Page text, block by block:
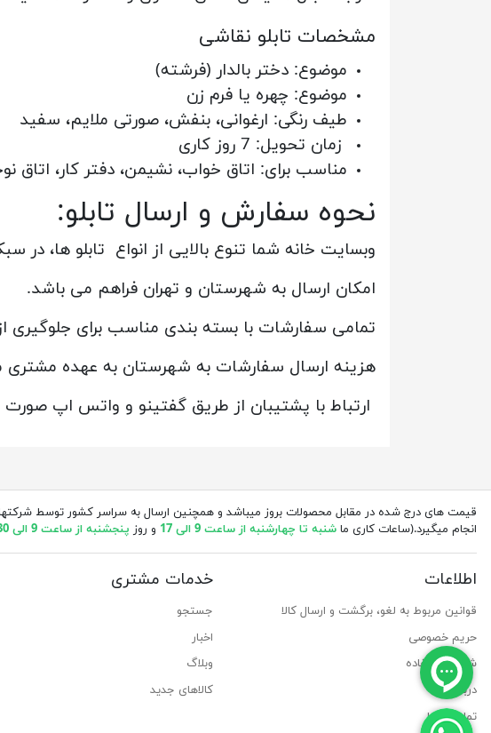
مشخصات تابلو نقاشی
موضوع: دختر بالدار (فرشته)
موضوع: چهره یا فرم زن
طیف رنگی: ارغوانی، بنفش، صورتی ملایم، سفید
زمان تحویل: 7 روز کاری
مناسب برای: اتاق خواب، نشیمن، دفتر کار، اتاق
نحوه سفارش و ارسال تابلو:
وبسایت خانه شما تنوع بالایی از انواع تابلو ها،
امکان ارسال به شهرستان و تهران فراهم می باشد.
تمامی سفارشات با بسته بندی مناسب برای جلوگیری
هزینه ارسال سفارشات به شهرستان به عهده مشتری
ارتباط با پشتیبان از طریق گفتینو و واتس اپ
قیمت های درج شده در مقابل محصولات بروز میباشد و همچنین ارسال به سراسر کشور توسط
انجام میگیرد.(ساعات کاری ما شنبه تا چهارشنبه از ساعت 9 الی 17 و روز پنجشنبه از ساعت 9 الی 12:30
اطلاعات
قوانین مربوط به لغو، برگشت و ارسال کالا
حریم خصوصی
شرایط استفاده
درباره ما
تماس با ما
خدمات مشتری
جستجو
اخبار
وبلاگ
کالاهای جدید